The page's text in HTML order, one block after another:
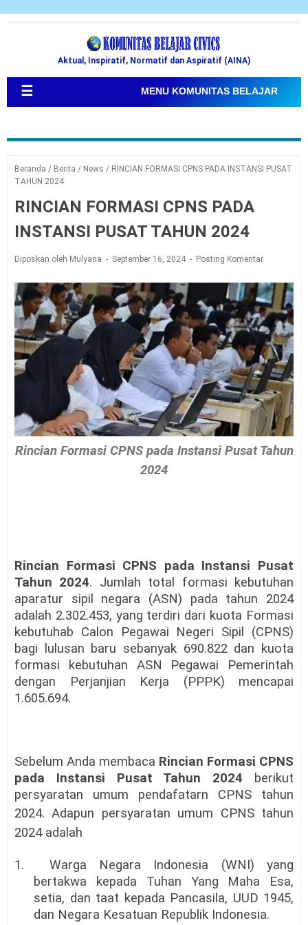
Aktual, Inspiratif, Normatif dan Aspiratif (AINA)
☰ MENU KOMUNITAS BELAJAR
Beranda / Berita / News / RINCIAN FORMASI CPNS PADA INSTANSI PUSAT
TAHUN 2024
RINCIAN FORMASI CPNS PADA
INSTANSI PUSAT TAHUN 2024
Diposkan oleh Mulyana September 16, 2024 Posting Komentar
Rincian Formasi CPNS pada Instansi Pusat Tahun
2024
Rincian Formasi CPNS pada Instansi Pusat
Tahun 2024. Jumlah total formasi kebutuhan
aparatur sipil negara (ASN) pada tahun 2024
adalah 2.302.453, yang terdiri dari kuota Formasi
kebutuhab Calon Pegawai Negeri Sipil (CPNS)
bagi lulusan baru sebanyak 690.822 dan kuota
formasi kebutuhan ASN Pegawai Pemerintah
dengan Perjanjian Kerja (PPPK) mencapai
1.605.694.
Sebelum Anda membaca Rincian Formasi CPNS
pada Instansi Pusat Tahun 2024 berikut
persyaratan umum pendafatarn CPNS tahun
2024.Adapun persyaratan umum CPNS tahun
2024 adalah
1. Warga Negara Indonesia (WNI) yang
bertakwa kepada Tuhan Yang Maha Esa,
setia, dan taat kepada Pancasila, UUD 1945,
dan Negara Kesatuan Republik Indonesia.